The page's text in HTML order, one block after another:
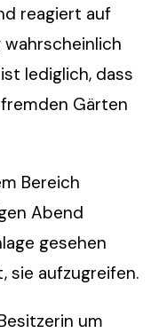
reagiert auf
lediglich, dass
Gärten
Bereich
Abend
gesehen
sie aufzugreifen.
um